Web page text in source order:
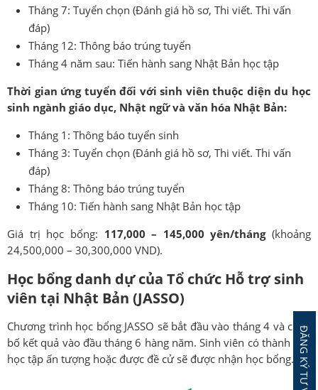
Tháng 7: Tuyển chọn (Đánh giá hồ sơ, Thi viết. Thi vấn
đáp)
Tháng 12: Thông báo trúng tuyển
Tháng 4 năm sau: Tiến hành sang Nhật Bản học tập
Thời gian ứng tuyển đối với sinh viên thuộc diện du học
sinh ngành giáo dục, Nhật ngữ và văn hóa Nhật Bản:
Tháng 1: Thông báo tuyển sinh
Tháng 3: Tuyển chọn (Đánh giá hồ sơ, Thi viết. Thi vấn
đáp)
Tháng 8: Thông báo trúng tuyển
Tháng 10: Tiến hành sang Nhật Bản học tập
Giá trị học bổng: 117,000 – 145,000 yên/tháng(khoảng
24,500,000 – 30,300,000 VND).
Học bổng danh dự của Tổ chức Hỗ trợ sinh
viên tại Nhật Bản (JASSO)
Chương trình học bổng JASSO sẽ bắt đầu vào tháng 4 và công
bố kết quả vào đầu tháng 6 hàng năm. Sinh viên có thành tích
học tập ấn tượng hoặc được đề cử sẽ được nhận học bổng.